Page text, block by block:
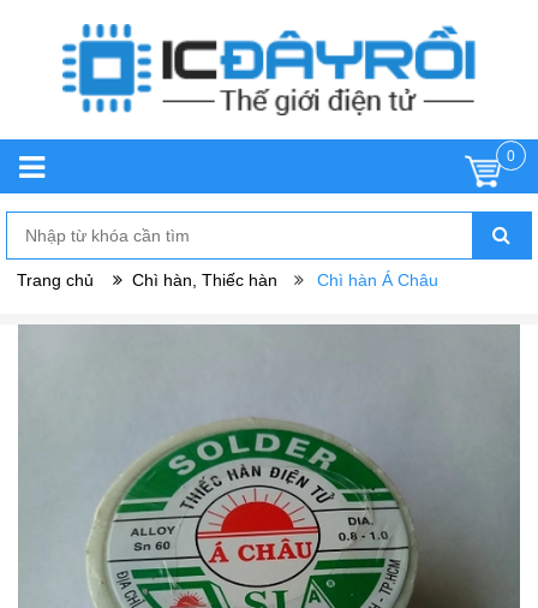
0
Trang chủ Chì hàn, Thiếc hàn Chì hàn Á Châu